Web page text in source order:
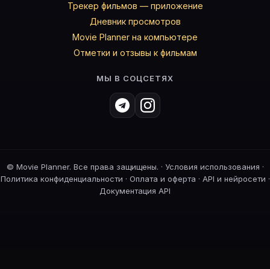
Трекер фильмов — приложение
Дневник просмотров
Movie Planner на компьютере
Отметки и отзывы к фильмам
МЫ В СОЦСЕТЯХ
© Movie Planner. Все права защищены. · Условия использования ·
Политика конфиденциальности · Оплата и оферта · API и нейросети ·
Документация API